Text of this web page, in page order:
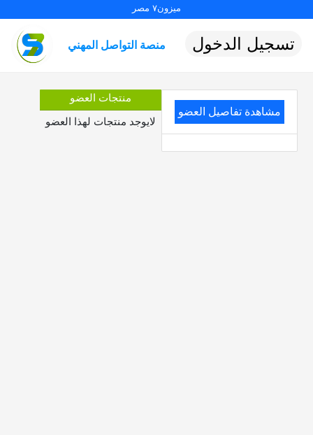
ميزون٧ مصر
منصة التواصل المهني تسجيل الدخول
مشاهدة تفاصيل العضو
منتجات العضو
لايوجد منتجات لهذا العضو